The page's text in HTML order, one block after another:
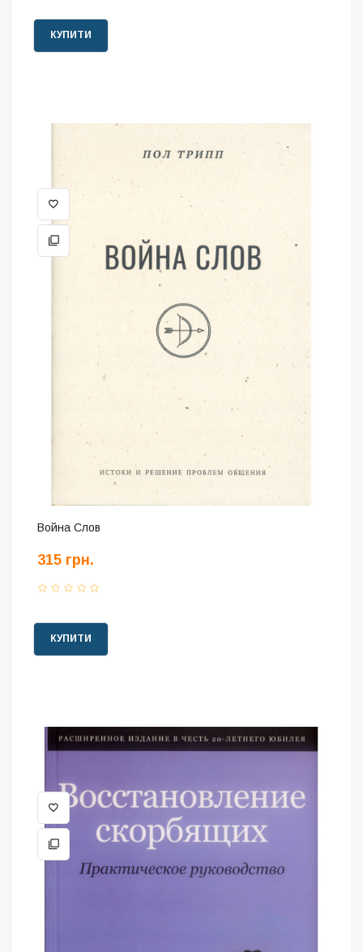
КУПИТИ
Война Слов
315 грн.
КУПИТИ